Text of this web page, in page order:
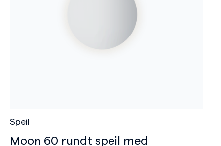
Speil
Moon 60 rundt speil med